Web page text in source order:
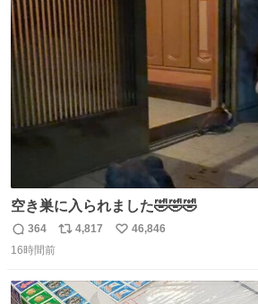
ト
数
数
空き巣に入られました🤣🤣🤣
返
信
364
リ
ト
4,817
い
数
46,846
16時間前